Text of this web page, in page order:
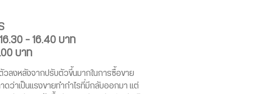
– 16.40 บาท
บาท
วลงหลังจากปรับตัวขึ้นมากในการซื้อขาย
ว่าเป็นแรงขายทำกำไรที่มีกลับออกมา แต่